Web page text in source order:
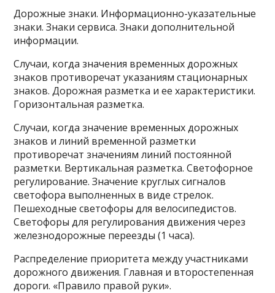
Дорожные знаки. Информационно-указательные
знаки. Знаки сервиса. Знаки дополнительной
информации.
Случаи, когда значения временных дорожных
знаков противоречат указаниям стационарных
знаков. Дорожная разметка и ее характеристики.
Горизонтальная разметка.
Случаи, когда значение временных дорожных
знаков и линий временной разметки
противоречат значениям линий постоянной
разметки. Вертикальная разметка. Светофорное
регулирование. Значение круглых сигналов
светофора выполненных в виде стрелок.
Пешеходные светофоры для велосипедистов.
Светофоры для регулирования движения через
железнодорожные переезды (1 часа).
Распределение приоритета между участниками
дорожного движения. Главная и второстепенная
дороги. «Правило правой руки».